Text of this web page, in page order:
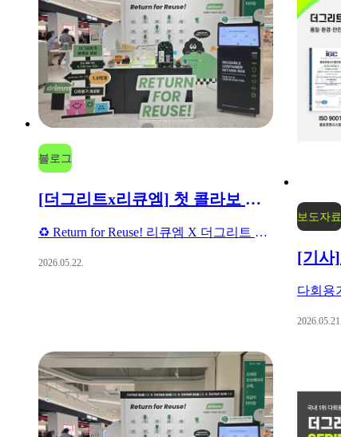
블로그
[더그리트x리큐엠] 첫 콜라보 팝업을 마치며
♻️ Return for Reuse! 리큐엠 X 더그리트 팝업스토어 스케치 "다시 돌아오는 경험을 만들다"
2026.05.22.
보도자료
2026.05.21.